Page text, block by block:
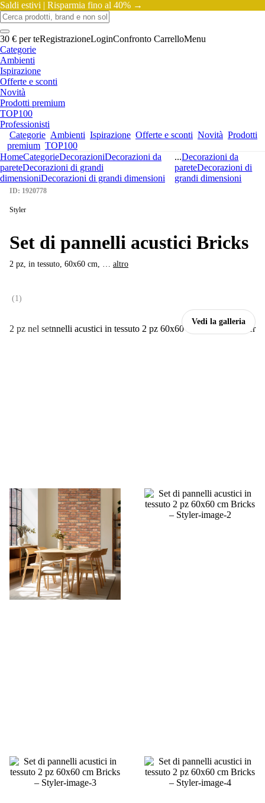
Saldi estivi | Risparmia fino al 40% →
30 € per teRegistrazioneLoginConfronto CarrelloMenu
Categorie
Ambienti
Ispirazione
Offerte e sconti
Novità
Prodotti premium
TOP100
Professionisti
Categorie Ambienti Ispirazione Offerte e sconti Novità Prodotti
premium TOP100
HomeCategorieDecorazioniDecorazioni da
pareteDecorazioni di grandi
dimensioniDecorazioni di grandi dimensioni
...Decorazioni da
pareteDecorazioni di
grandi dimensioni
Vedi la galleria
2 pz nel set
ID: 1920778
Styler
Set di pannelli acustici Bricks
2 pz, in tessuto, 60x60 cm, … altro
(1 )